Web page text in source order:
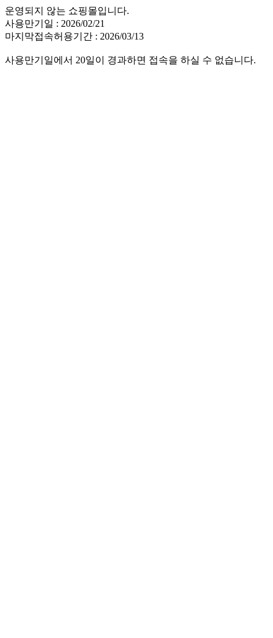
운영되지 않는 쇼핑몰입니다.
사용만기일 : 2026/02/21
마지막접속허용기간 : 2026/03/13
사용만기일에서 20일이 경과하면 접속을 하실 수 없습니다.